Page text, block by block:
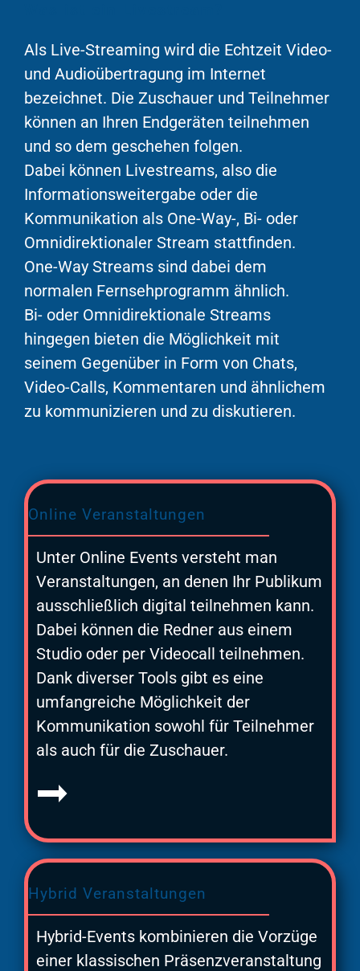
Als Live-Streaming wird die Echtzeit Video-
und Audioübertragung im Internet
bezeichnet. Die Zuschauer und Teilnehmer
können an Ihren Endgeräten teilnehmen
und so dem geschehen folgen.
Dabei können Livestreams, also die
Informationsweitergabe oder die
Kommunikation als One-Way-, Bi- oder
Omnidirektionaler Stream stattfinden.
One-Way Streams sind dabei dem
normalen Fernsehprogramm ähnlich.
Bi- oder Omnidirektionale Streams
hingegen bieten die Möglichkeit mit
seinem Gegenüber in Form von Chats,
Video-Calls, Kommentaren und ähnlichem
zu kommunizieren und zu diskutieren.
Online Veranstaltungen
Unter Online Events versteht man
Veranstaltungen, an denen Ihr Publikum
ausschließlich digital teilnehmen kann.
Dabei können die Redner aus einem
Studio oder per Videocall teilnehmen.
Dank diverser Tools gibt es eine
umfangreiche Möglichkeit der
Kommunikation sowohl für Teilnehmer
als auch für die Zuschauer.
Hybrid Veranstaltungen
Hybrid-Events kombinieren die Vorzüge
einer klassischen Präsenzveranstaltung